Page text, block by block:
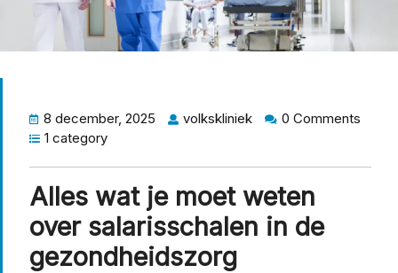
8 december, 2025 volkskliniek
0 Comments
1 category
Alles wat je moet weten
over salarisschalen in de
gezondheidszorg